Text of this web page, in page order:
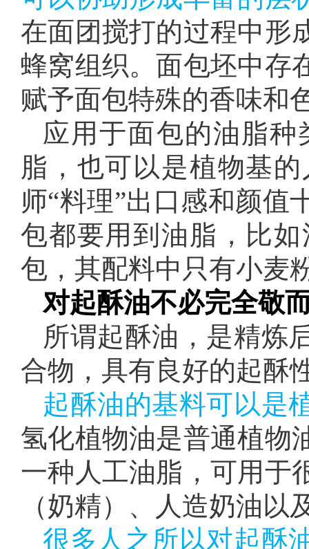
在面团搅打的过程中形
蜂窝组织。面包坯中存
赋予面包特殊的香味和
应用于面包的油脂
脂，也可以是植物基
师“料理”出口感和颜值
包都要用到油脂，比
包，其配料中只有小麦
对起酥油不必完全敬
所谓起酥油，是精炼
合物，具有良好的起酥
起酥油的基料可以是
氢化植物油是普通植物
一种人工油脂，可用于
（奶精）、人造奶油以
很多人之所以对起酥